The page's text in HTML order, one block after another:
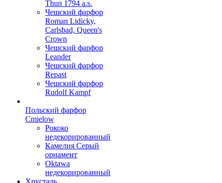
Thun 1794 a.s.
Чешский фарфор
Roman Lidicky,
Carlsbad, Queen's
Crown
Чешский фарфор
Leander
Чешский фарфор
Repast
Чешский фарфор
Rudolf Kampf
Польский фарфор
Сmielow
Рококо
недекорированный
Камелия Серый
орнамент
Oktawa
недекорированный
Хрусталь